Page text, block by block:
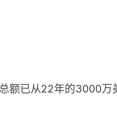
额已从22年的3000万